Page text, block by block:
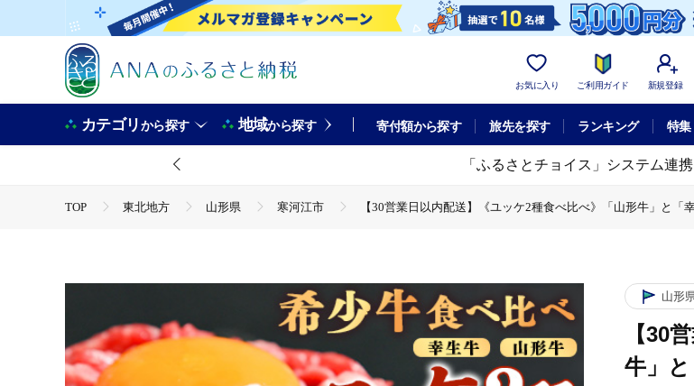
お気に入り ご利用ガイド 新規登録
カテゴリから探す 地域から探す 寄付額から探す 旅先を探す ランキング 特集
「ふるさとチョイス」システム連
TOP 東北地方 山形県 寒河江市 【30営業日以内配送】《ユッケ2種食べ比べ》「山形牛」と
惣菜・レトルト
ほかの惣菜
【30営業日以内配送】《ユッケ2種食べ比べ》「山形牛」と「幸生牛」のユッケ食べ比べセット 各3パックずつ（合計6
山形
【30
牛」